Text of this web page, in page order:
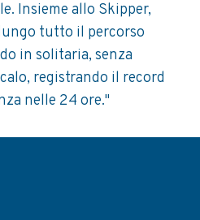
Insieme allo Skipper,
tutto il percorso
in solitaria, senza
registrando il record
nelle 24 ore."